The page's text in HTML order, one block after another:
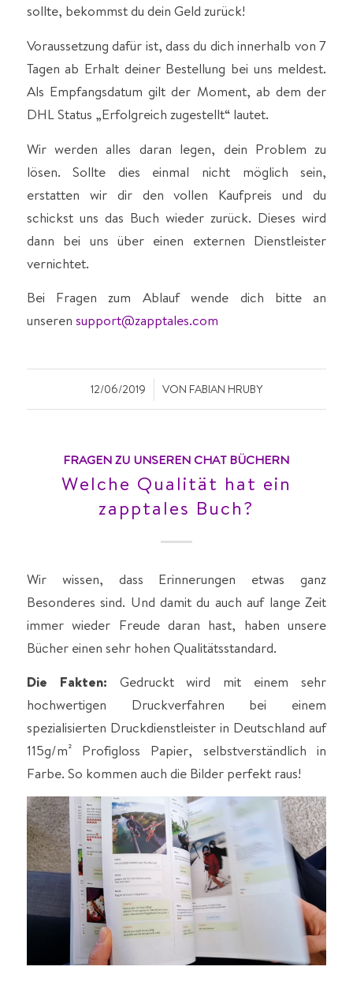
sollte, bekommst du dein Geld zurück!
Voraussetzung dafür ist, dass du dich innerhalb von 7
Tagen ab Erhalt deiner Bestellung bei uns meldest.
Als Empfangsdatum gilt der Moment, ab dem der
DHL Status „Erfolgreich zugestellt“ lautet.
Wir werden alles daran legen, dein Problem zu
lösen. Sollte dies einmal nicht möglich sein,
erstatten wir dir den vollen Kaufpreis und du
schickst uns das Buch wieder zurück. Dieses wird
dann bei uns über einen externen Dienstleister
vernichtet.
Bei Fragen zum Ablauf wende dich bitte an
unseren support@zapptales.com
12/06/2019
/ VON FABIAN HRUBY
FRAGEN ZU UNSEREN CHAT BÜCHERN
Welche Qualität hat ein
zapptales Buch?
Wir wissen, dass Erinnerungen etwas ganz
Besonderes sind. Und damit du auch auf lange Zeit
immer wieder Freude daran hast, haben unsere
Bücher einen sehr hohen Qualitätsstandard.
Die Fakten: Gedruckt wird mit einem sehr
hochwertigen Druckverfahren bei einem
spezialisierten Druckdienstleister in Deutschland auf
115g/m² Profigloss Papier, selbstverständlich in
Farbe. So kommen auch die Bilder perfekt raus!